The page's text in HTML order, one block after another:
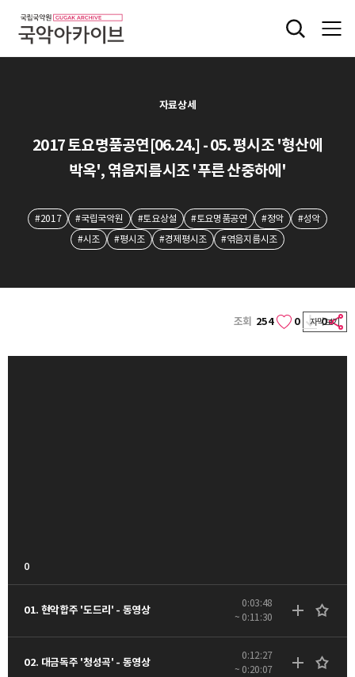
자료상세
2017 토요명품공연[06.24.] - 05. 평시조 '형산에
박옥', 엮음지름시조 '푸른 산중하에'
#2017 #국립국악원 #토요상설 #토요명품공연 #정악
#성악
#시조
#평시조 #경제평시조 #엮음지름시조
조회 254 0 0
자막보기
0
01. 현악합주 '도드리' - 동영상
0:03:48
~ 0:11:30
02. 대금독주 '청성곡' - 동영상
0:12:27
~ 0:20:07